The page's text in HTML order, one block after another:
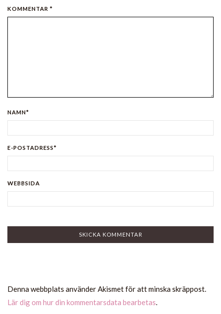
KOMMENTAR *
NAMN*
E-POSTADRESS*
WEBBSIDA
Denna webbplats använder Akismet för att minska skräppost.
Lär dig om hur din kommentarsdata bearbetas